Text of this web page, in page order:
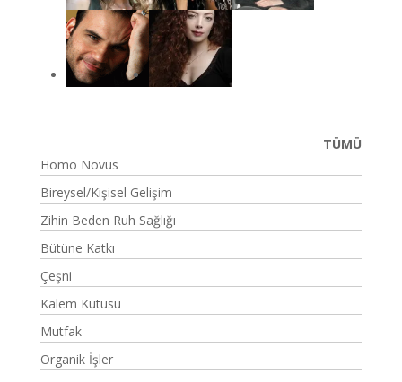
TÜMÜ
Homo Novus
Bireysel/Kişisel Gelişim
Zihin Beden Ruh Sağlığı
Bütüne Katkı
Çeşni
Kalem Kutusu
Mutfak
Organik İşler